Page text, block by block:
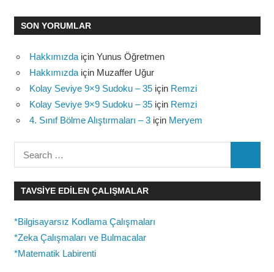
SON YORUMLAR
Hakkımızda için Yunus Öğretmen
Hakkımızda için Muzaffer Uğur
Kolay Seviye 9×9 Sudoku – 35 için Remzi
Kolay Seviye 9×9 Sudoku – 35 için Remzi
4. Sınıf Bölme Alıştırmaları – 3 için Meryem
Search
for:
TAVSIYE EDILEN ÇALIŞMALAR
*Bilgisayarsız Kodlama Çalışmaları
*Zeka Çalışmaları ve Bulmacalar
*Matematik Labirenti